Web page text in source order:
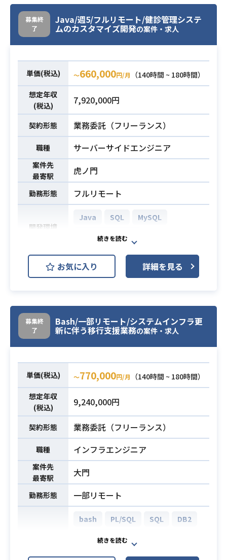
必須スキル
・企業における基幹業務の運用、保
申請等、企業内ルールあり
・上記環境を用いたシステムの設
計・構築の実績があること。
（このうちの1つ以上、設計/構築が
出来る知識を有しているとなお望ま
しい）
・ドキュメント作成（Excel，Wor
d，PowerPointを利用）経験
業務内容
MWの設計、動作検証、試験、手順書
作成等を行っていただきます。
また運用系スクリプトの作成、ジョ
ブ実装/試験の実施も担当していただ
きます。
必須スキル
・スクリプト作成経験
クリプト作成およびジョブ実装＆試
験の経験
・OS、ミドルウェアの設計＆構築経
験（全てで無くとも可）
※vSphere ESXi、RHEL、Windo
ws、vCSA、Zabbix、Apache/Tomc
at、JP1/NETM/DM、JP1/AJS、Intr
a-mart、postfix、bind
募集終
了
Java/週5/フルリモート/健診管理システ
ムのカスタマイズ開発の案件・求人
単価(税込) 〜660,000円/月
（140時間 ~ 180時間）
想定年収
(税込)
7,920,000円
契約形態 業務委託（フリーランス）
職種 サーバーサイドエンジニア
案件先
最寄駅
虎ノ門
勤務形態 フルリモート
開発環境
Java SQL
MySQL
Apache Tomcat
業務内容
健診管理システムのカスタマイズ支
援で、基本設計をもとにWEB（Jav
必須スキル
・JavaでのWEBアプリ開発経験
・基本設計～一人称で対応可能なレ
ベル
お気に入り 詳細を見る
募集終
了
Bash/一部リモート/システムインフラ更
新に伴う移行支援業務の案件・求人
単価(税込) 〜770,000円/月
（140時間 ~ 180時間）
想定年収
(税込)
9,240,000円
契約形態 業務委託（フリーランス）
職種 インフラエンジニア
案件先
最寄駅
大門
勤務形態 一部リモート
bash PL/SQL SQL
DB2
Oracle Database
Red Hat
Apache Tomcat